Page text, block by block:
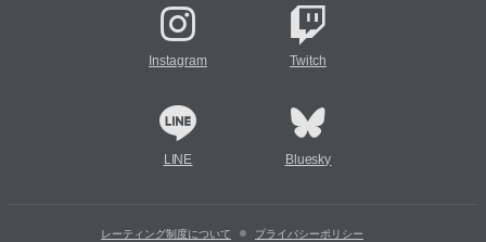
Instagram Twitch
LINE Bluesky
レーティング制度について プライバシーポリシー